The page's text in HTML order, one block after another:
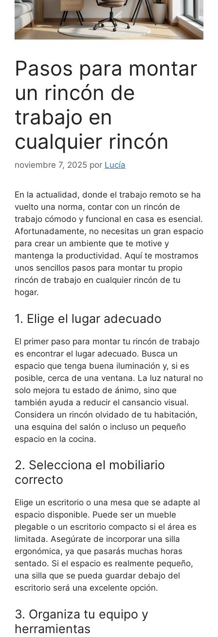
Pasos para montar
un rincón de
trabajo en
cualquier rincón
noviembre 7, 2025 por Lucía
En la actualidad, donde el trabajo remoto se ha
vuelto una norma, contar con un rincón de
trabajo cómodo y funcional en casa es esencial.
Afortunadamente, no necesitas un gran espacio
para crear un ambiente que te motive y
mantenga la productividad. Aquí te mostramos
unos sencillos pasos para montar tu propio
rincón de trabajo en cualquier rincón de tu
hogar.
1. Elige el lugar adecuado
El primer paso para montar tu rincón de trabajo
es encontrar el lugar adecuado. Busca un
espacio que tenga buena iluminación y, si es
posible, cerca de una ventana. La luz natural no
solo mejora tu estado de ánimo, sino que
también ayuda a reducir el cansancio visual.
Considera un rincón olvidado de tu habitación,
una esquina del salón o incluso un pequeño
espacio en la cocina.
2. Selecciona el mobiliario
correcto
Elige un escritorio o una mesa que se adapte al
espacio disponible. Puede ser un mueble
plegable o un escritorio compacto si el área es
limitada. Asegúrate de incorporar una silla
ergonómica, ya que pasarás muchas horas
sentado. Si el espacio es realmente pequeño,
una silla que se pueda guardar debajo del
escritorio será una excelente opción.
3. Organiza tu equipo y
herramientas